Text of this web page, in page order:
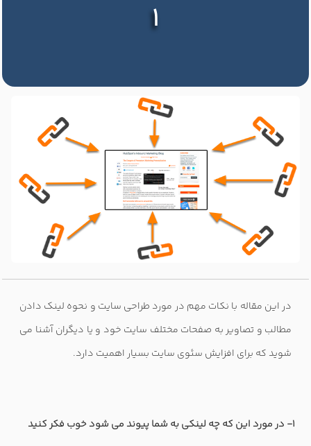
1
در این مقاله با نکات مهم در مورد طراحی سایت و نحوه لینک دادن
مطالب و تصاویر به صفحات مختلف سایت خود و یا دیگران آشنا می
شوید که برای افزایش سئوی سایت بسیار اهمیت دارد.
1- در مورد این که چه لینکی به شما پیوند می شود خوب فکر کنید